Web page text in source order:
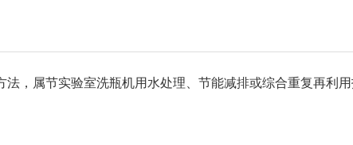
属节实验室洗瓶机用水处理、节能减排或综合重复再利用